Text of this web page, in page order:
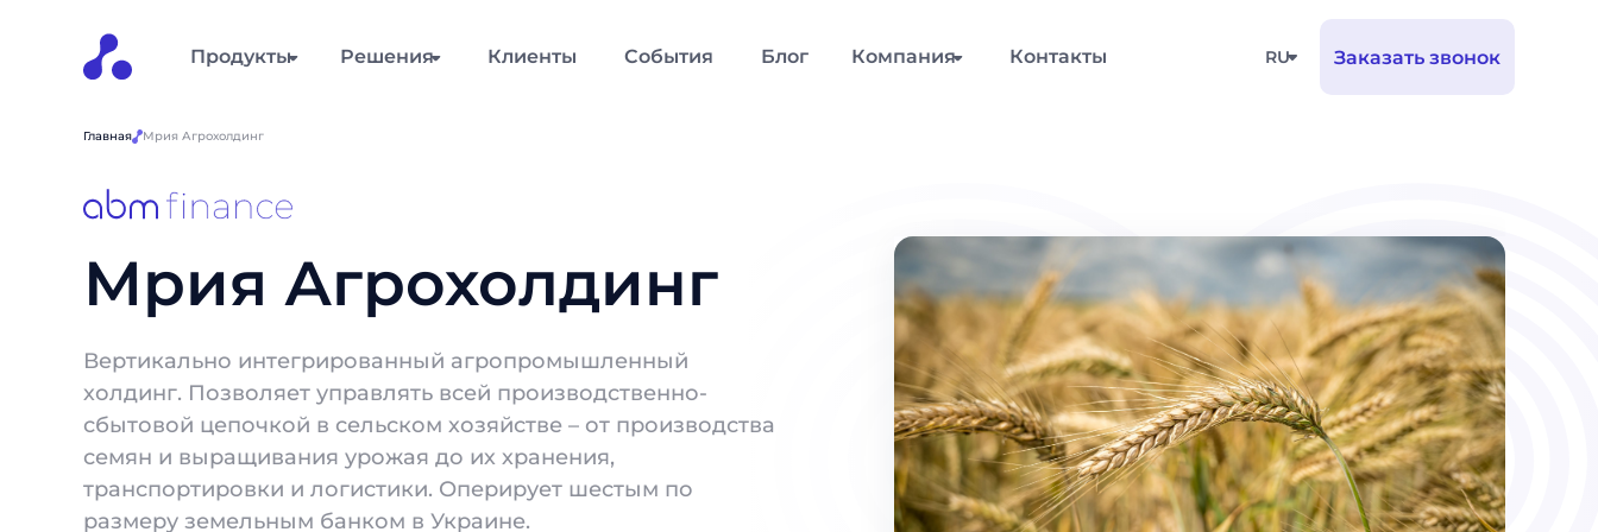
RU Заказать звонок
Продукты Решения Клиенты События Блог Компания Контакты
Главная Мрия Агрохолдинг
Мрия Агрохолдинг
Вертикально интегрированный агропромышленный
холдинг. Позволяет управлять всей производственно-
сбытовой цепочкой в сельском хозяйстве – от производства
семян и выращивания урожая до их хранения,
транспортировки и логистики. Оперирует шестым по
размеру земельным банком в Украине.